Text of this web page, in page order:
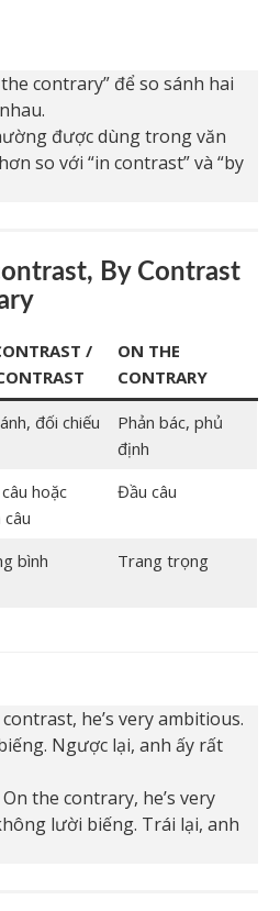
contrary” để so sánh hai
được dùng trong văn
so với “in contrast” và “by
By Contrast
/
ON THE
CONTRARY
đối chiếu
Phản bác, phủ
định
hoặc
Đầu câu
bình Trang trọng
contrast, he’s very ambitious.
Ngược lại, anh ấy rất
On the contrary, he’s very
lười biếng. Trái lại, anh